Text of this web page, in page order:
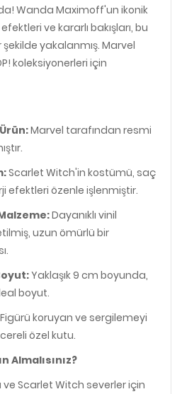
Wanda Maximoff'un ikonik
ve kararlı bakışları, bu
yakalanmış. Marvel
koleksiyonerleri için
Marvel tarafından resmi
Scarlet Witch'in kostümü, saç
efektleri özenle işlenmiştir.
Dayanıklı vinil
uzun ömürlü bir
Yaklaşık 9 cm boyunda,
boyut.
Figürü koruyan ve sergilemeyi
özel kutu.
Almalısınız?
ve Scarlet Witch severler için